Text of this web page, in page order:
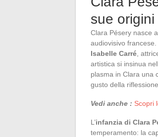
sue origini
Clara Pésery nasce a
audiovisivo
Isabelle Carré ,
artistica si insinua
plasma in Clara una
gusto della riflessione.
Vedi anche : Scopri
L’infanzia di Clara
temperamento: la